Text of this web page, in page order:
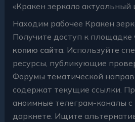
«Кракен зеркало
Находим рабочее Кракен
Получите доступ к площадке
копию сайта . Используйте
ресурсы , публикующие
Форумы тематической
содержат текущие ссылки.
аноимные телеграм-каналы
даркнете. Ищите